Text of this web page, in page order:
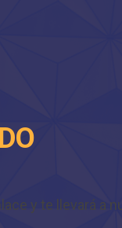
y te llevará a